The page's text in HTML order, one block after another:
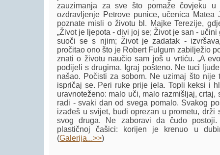
zauzimanja za sve što pomaže čovjeku u
ozdravljenje Petrove punice, učenica Matea
poznate misli o životu bl. Majke Terezije,
„Život je ljepota - divi joj se; Život je san -
suoči se s njim; Život je zadatak -
pročitao ono što je Robert Fulgum zabilježio
znati o životu naučio sam još u vrtiću. „A
podijeli s drugima. Igraj pošteno. Ne tuci
našao. Počisti za sobom. Ne uzimaj što nije
ispričaj se. Peri ruke prije jela. Topli keksi i
uravnoteženo: malo uči, malo razmišljaj,
radi - svaki dan od svega pomalo. Svakog
izađeš u svijet, budi oprezan u prometu,
svog druga. Ne zaboravi da čudo
plastičnoj čašici: korijen je krenuo u
(Galerija...>>)